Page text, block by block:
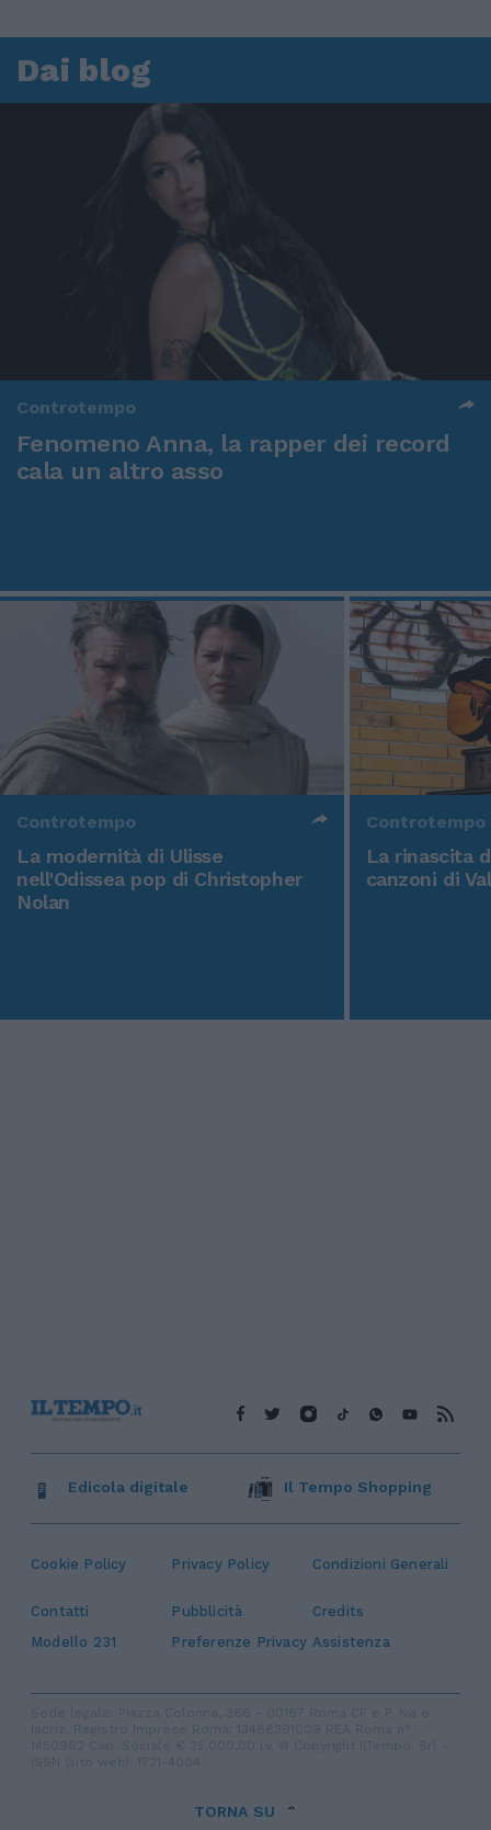
Dai blog
Controtempo
Fenomeno Anna, la rapper dei record
cala un altro asso
Controtempo
La modernità di Ulisse
nell'Odissea pop di Christopher
Nolan
Controtempo
La rinascita
canzoni di
Cookie Policy Privacy Policy Condizioni Generali
Contatti Pubblicità
Credits
Modello 231
Preferenze Privacy Assistenza
Edicola digitale Il Tempo Shopping
TORNA SU